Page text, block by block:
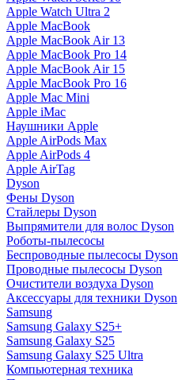
Apple Watch Ultra 2
Apple MacBook
Apple MacBook Air 13
Apple MacBook Pro 14
Apple MacBook Air 15
Apple MacBook Pro 16
Apple Mac Mini
Apple iMac
Наушники Apple
Apple AirPods Max
Apple AirPods 4
Apple AirTag
Dyson
Фены Dyson
Стайлеры Dyson
Выпрямители для волос Dyson
Роботы-пылесосы
Беспроводные пылесосы Dyson
Проводные пылесосы Dyson
Очистители воздуха Dyson
Аксессуары для техники Dyson
Samsung
Samsung Galaxy S25+
Samsung Galaxy S25
Samsung Galaxy S25 Ultra
Компьютерная техника